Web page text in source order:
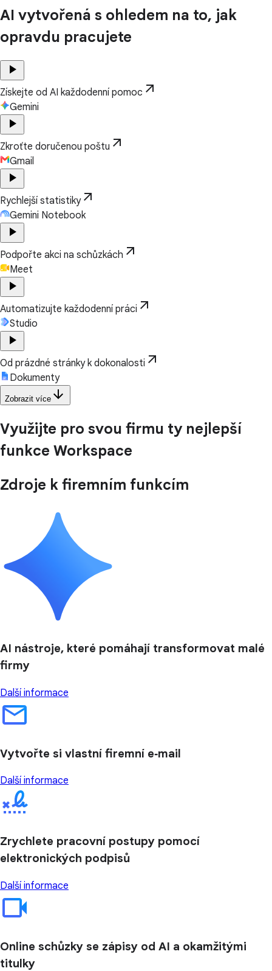
AI vytvořená s ohledem na to, jak
opravdu pracujete
play_arrow
Získejte od AI každodenní pomoc arrow_outward
Gemini
play_arrow
Zkroťte doručenou poštu arrow_outward
Gmail
play_arrow
Rychlejší statistikyarrow_outward
Gemini Notebook
play_arrow
Podpořte akci na schůzkách arrow_outward
Meet
play_arrow
Automatizujte každodenní práci arrow_outward
Studio
play_arrow
Od prázdné stránky k dokonalosti arrow_outward
Dokumenty
Zobrazit více arrow_downward
Využijte pro svou firmu ty nejlepší
funkce Workspace
Zdroje k firemním funkcím
AI nástroje, které pomáhají transformovat malé
firmy
Další informace
Vytvořte si vlastní firemní e‑mail
Další informace
Zrychlete pracovní postupy pomocí
elektronických podpisů
Další informace
Online schůzky se zápisy od AI a okamžitými
titulky